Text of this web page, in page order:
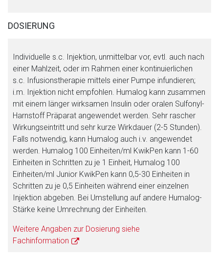
DOSIERUNG
Individuelle s.c. Injektion, unmittelbar vor, evtl. auch nach
einer Mahlzeit, oder im Rahmen einer kontinuierlichen
s.c. Infusionstherapie mittels einer Pumpe infundieren;
i.m. Injektion nicht empfohlen. Humalog kann zusammen
mit einem länger wirksamen Insulin oder oralen Sulfonyl-
Harnstoff Präparat angewendet werden. Sehr rascher
Wirkungseintritt und sehr kurze Wirkdauer (2-5 Stunden).
Falls notwendig, kann Humalog auch i.v. angewendet
werden. Humalog 100 Einheiten/ml KwikPen kann 1-60
Einheiten in Schritten zu je 1 Einheit, Humalog 100
Einheiten/ml Junior KwikPen kann 0,5-30 Einheiten in
Schritten zu je 0,5 Einheiten während einer einzelnen
Injektion abgeben. Bei Umstellung auf andere Humalog-
Stärke keine Umrechnung der Einheiten.
Weitere Angaben zur Dosierung siehe
Fachinformation